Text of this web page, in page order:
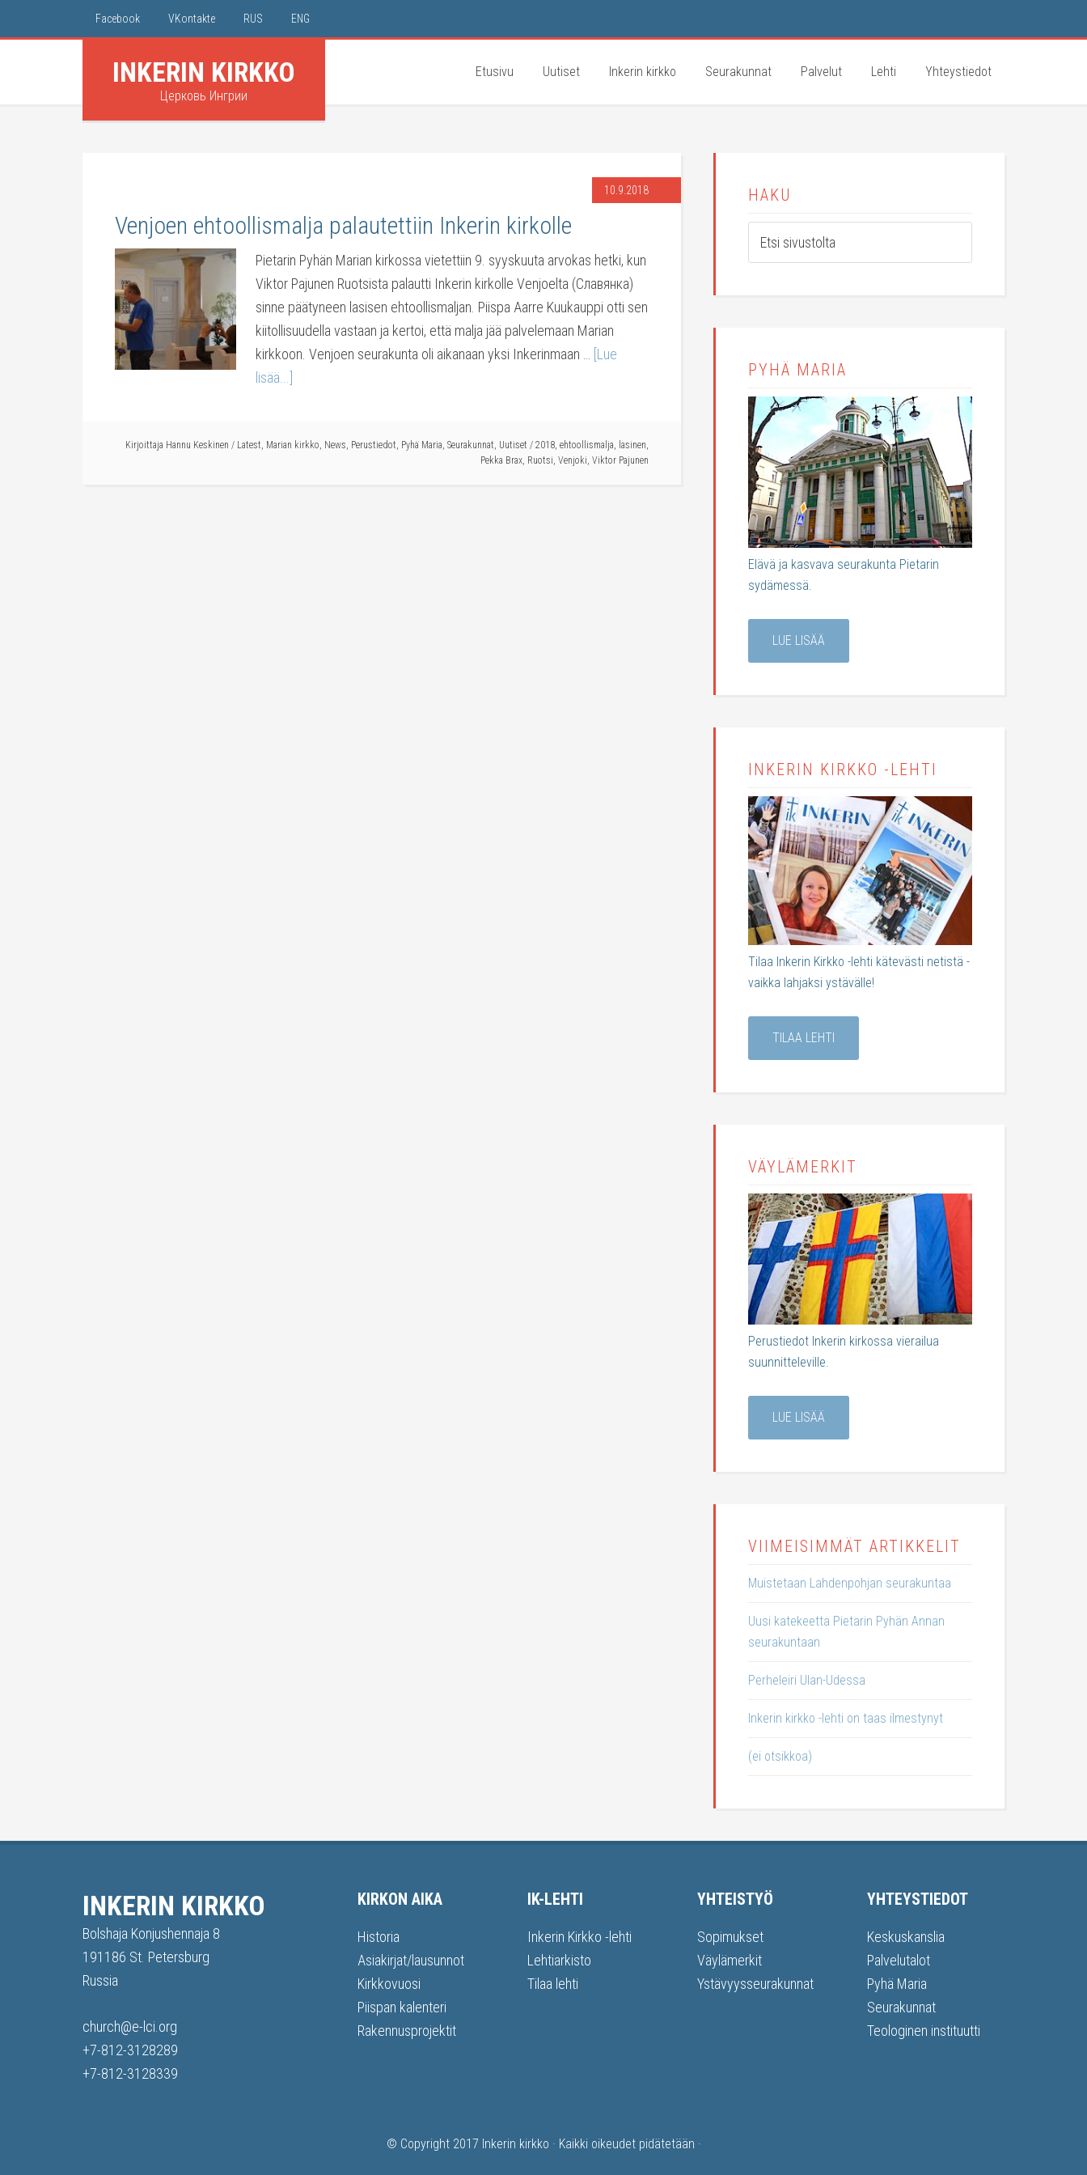
Facebook VKontakte RUS ENG
INKERIN KIRKKO
Церковь Ингрии
Etusivu Uutiset Inkerin kirkko Seurakunnat Palvelut Lehti Yhteystiedot
10.9.2018
Venjoen ehtoollismalja palautettiin Inkerin kirkolle
Pietarin Pyhän Marian kirkossa vietettiin 9. syyskuuta arvokas hetki, kun
Viktor Pajunen Ruotsista palautti Inkerin kirkolle Venjoelta (Славянка)
sinne päätyneen lasisen ehtoollismaljan. Piispa Aarre Kuukauppi otti sen
kiitollisuudella vastaan ja kertoi, että malja jää palvelemaan Marian
kirkkoon. Venjoen seurakunta oli aikanaan yksi Inkerinmaan …
[Lue
lisää...]
Kirjoittaja Hannu Keskinen / Latest, Marian kirkko, News, Perustiedot, Pyhä Maria, Seurakunnat, Uutiset / 2018, ehtoollismalja, lasinen,
Pekka Brax, Ruotsi, Venjoki, Viktor Pajunen
HAKU
PYHÄ MARIA
Elävä ja kasvava seurakunta Pietarin
sydämessä.
LUE LISÄÄ
INKERIN KIRKKO -LEHTI
Tilaa Inkerin Kirkko -lehti kätevästi netistä -
vaikka lahjaksi ystävälle!
TILAA LEHTI
VÄYLÄMERKIT
Perustiedot Inkerin kirkossa vierailua
suunnitteleville.
LUE LISÄÄ
VIIMEISIMMÄT ARTIKKELIT
Muistetaan Lahdenpohjan seurakuntaa
Uusi katekeetta Pietarin Pyhän Annan
seurakuntaan
Perheleiri Ulan-Udessa
Inkerin kirkko -lehti on taas ilmestynyt
(ei otsikkoa)
INKERIN KIRKKO
Bolshaja Konjushennaja 8
191186 St. Petersburg
Russia
church@e-lci.org
+7-812-3128289
+7-812-3128339
KIRKON AIKA
Historia
Asiakirjat/lausunnot
Kirkkovuosi
Piispan kalenteri
Rakennusprojektit
IK-LEHTI
Inkerin Kirkko -lehti
Lehtiarkisto
Tilaa lehti
YHTEISTYÖ
Sopimukset
Väylämerkit
Ystävyysseurakunnat
YHTEYSTIEDOT
Keskuskanslia
Palvelutalot
Pyhä Maria
Seurakunnat
Teologinen instituutti
© Copyright 2017 Inkerin kirkko · Kaikki oikeudet pidätetään ·